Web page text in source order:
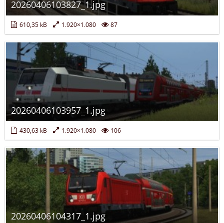
20260406103827_1.jpg
610,35 kB 1.920×1.080 87
20260406103957_1.jpg
430,63 kB 1.920×1.080 106
20260406104317_1.jpg